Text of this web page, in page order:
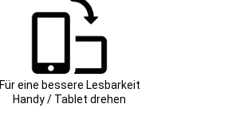
Für eine bessere Lesbarkeit
Handy / Tablet drehen